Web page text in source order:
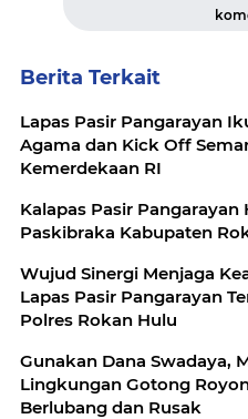
Berita Terkait
Lapas Pasir Pangarayan
Agama dan Kick Off
Kemerdekaan RI
Kalapas Pasir
Paskibraka Kabupaten
Wujud Sinergi Menjaga
Lapas Pasir Pangarayan
Polres Rokan Hulu
Gunakan Dana Swadaya,
Lingkungan Gotong
Berlubang dan Rusak